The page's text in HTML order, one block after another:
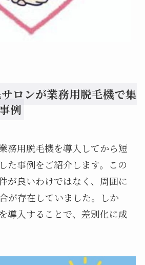
ロンが業務用脱毛機で集
例
務用脱毛機を導入してから短
た事例をご紹介します。この
が良いわけではなく、周囲に
が存在していました。しか
導入することで、差別化に成